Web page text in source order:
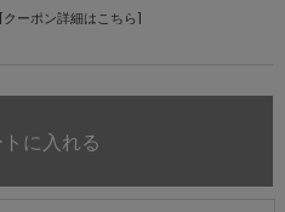
[クーポン詳細はこちら]